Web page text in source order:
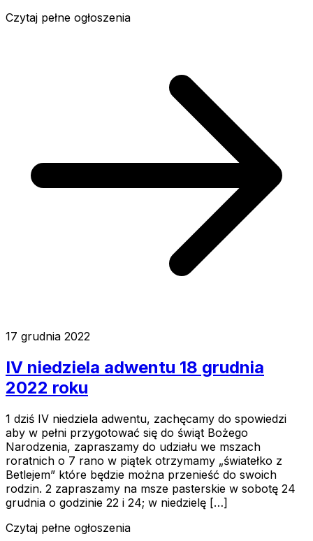
Czytaj pełne ogłoszenia
17 grudnia 2022
IV niedziela adwentu 18 grudnia
2022 roku
1 dziś IV niedziela adwentu, zachęcamy do spowiedzi
aby w pełni przygotować się do świąt Bożego
Narodzenia, zapraszamy do udziału we mszach
roratnich o 7 rano w piątek otrzymamy „światełko z
Betlejem” które będzie można przenieść do swoich
rodzin. 2 zapraszamy na msze pasterskie w sobotę 24
grudnia o godzinie 22 i 24; w niedzielę […]
Czytaj pełne ogłoszenia